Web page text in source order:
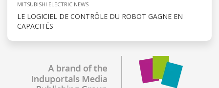
MITSUBISHI ELECTRIC NEWS
LE LOGICIEL DE CONTRÔLE DU ROBOT GAGNE EN
CAPACITÉS